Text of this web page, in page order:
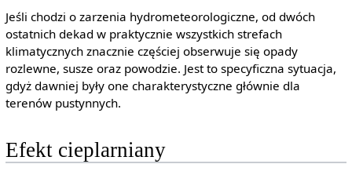
Jeśli chodzi o zarzenia hydrometeorologiczne, od dwóch
ostatnich dekad w praktycznie wszystkich strefach
klimatycznych znacznie częściej obserwuje się opady
rozlewne, susze oraz powodzie. Jest to specyficzna sytuacja,
gdyż dawniej były one charakterystyczne głównie dla
terenów pustynnych.
Efekt cieplarniany